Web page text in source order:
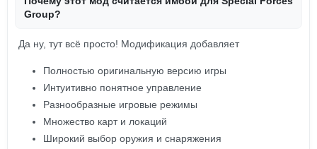
Group?
Да ну, тут всё просто! Модификация добавляет
Полностью оригинальную версию игры
Интуитивно понятное управление
Разнообразные игровые режимы
Множество карт и локаций
Широкий выбор оружия и снаряжения